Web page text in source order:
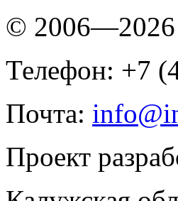
© 2006—2026
Телефон: +7
Почта:
Проект